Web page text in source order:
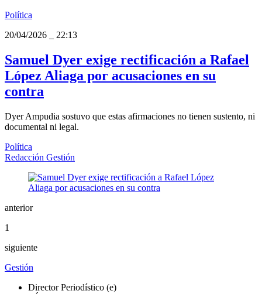
Política
20/04/2026
22:13
Samuel Dyer exige rectificación a Rafael
López Aliaga por acusaciones en su
contra
Dyer Ampudia sostuvo que estas afirmaciones no tienen sustento, ni
documental ni legal.
Política
Redacción Gestión
anterior
1
siguiente
Gestión
Director Periodístico (e)